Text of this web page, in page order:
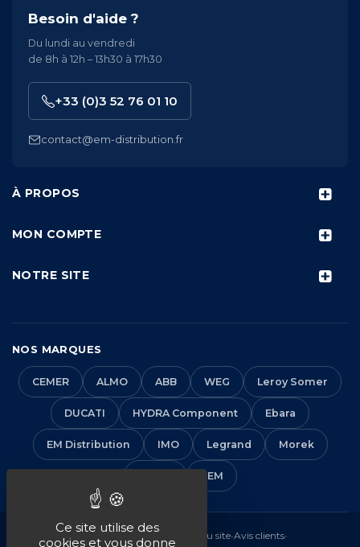
À PROPOS
MON COMPTE
NOTRE SITE
Besoin d'aide ?
Du lundi au vendredi
de 8h à 12h – 13h30 à 17h30
+33 (0)3 52 76 01 10
contact@em-distribution.fr
NOS MARQUES
CEMER ALMO ABB WEG Leroy Somer
DUCATI HYDRA Component Ebara
EM Distribution IMO Legrand Morek
VEM
Mentions légales•CGV Plan du site•Avis clients•
Ce site utilise des
cookies et vous donne